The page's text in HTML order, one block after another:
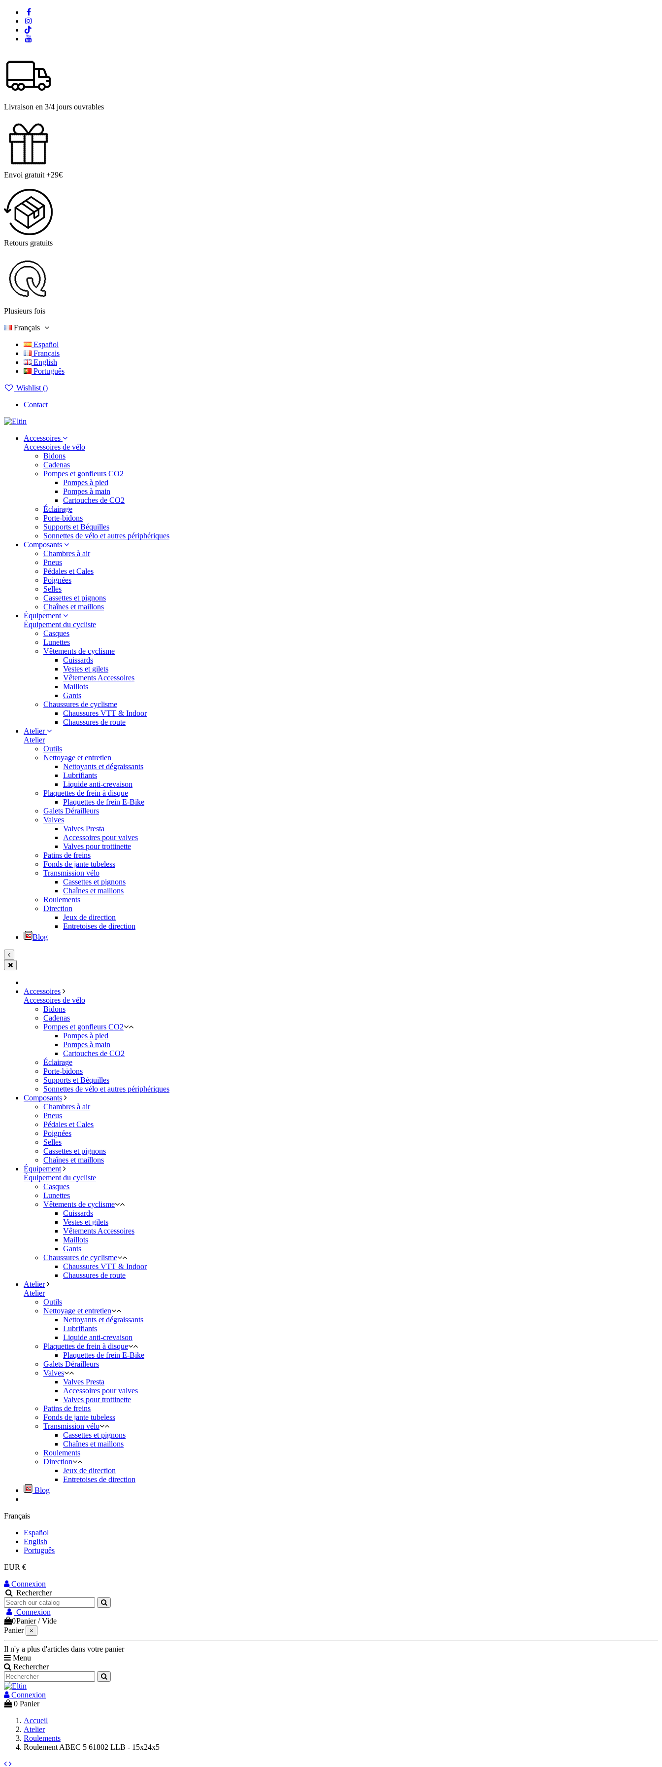
Livraison en 3/4 jours ouvrables
Envoi gratuit +29€
Retours gratuits
Plusieurs fois
Français
Español
Français
English
Português
Wishlist ()
Contact
Accessoires
Accessoires de vélo
Bidons
Cadenas
Pompes et gonfleurs CO2
Pompes à pied
Pompes à main
Cartouches de CO2
Éclairage
Porte-bidons
Supports et Béquilles
Sonnettes de vélo et autres périphériques
Composants
Chambres à air
Pneus
Pédales et Cales
Poignées
Selles
Cassettes et pignons
Chaînes et maillons
Équipement
Équipement du cycliste
Casques
Lunettes
Vêtements de cyclisme
Cuissards
Vestes et gilets
Vêtements Accessoires
Maillots
Gants
Chaussures de cyclisme
Chaussures VTT & Indoor
Chaussures de route
Atelier
Atelier
Outils
Nettoyage et entretien
Nettoyants et dégraissants
Lubrifiants
Liquide anti-crevaison
Plaquettes de frein à disque
Plaquettes de frein E-Bike
Galets Dérailleurs
Valves
Valves Presta
Accessoires pour valves
Valves pour trottinette
Patins de freins
Fonds de jante tubeless
Transmission vélo
Cassettes et pignons
Chaînes et maillons
Roulements
Direction
Jeux de direction
Entretoises de direction
Blog
Accessoires
Accessoires de vélo
Bidons
Cadenas
Pompes et gonfleurs CO2
Pompes à pied
Pompes à main
Cartouches de CO2
Éclairage
Porte-bidons
Supports et Béquilles
Sonnettes de vélo et autres périphériques
Composants
Chambres à air
Pneus
Pédales et Cales
Poignées
Selles
Cassettes et pignons
Chaînes et maillons
Équipement
Équipement du cycliste
Casques
Lunettes
Vêtements de cyclisme
Cuissards
Vestes et gilets
Vêtements Accessoires
Maillots
Gants
Chaussures de cyclisme
Chaussures VTT & Indoor
Chaussures de route
Atelier
Atelier
Outils
Nettoyage et entretien
Nettoyants et dégraissants
Lubrifiants
Liquide anti-crevaison
Plaquettes de frein à disque
Plaquettes de frein E-Bike
Galets Dérailleurs
Valves
Valves Presta
Accessoires pour valves
Valves pour trottinette
Patins de freins
Fonds de jante tubeless
Transmission vélo
Cassettes et pignons
Chaînes et maillons
Roulements
Direction
Jeux de direction
Entretoises de direction
Blog
Français
Español
English
Português
EUR €
Connexion
Rechercher
Connexion
0Panier /Vide
Panier
×
Il n'y a plus d'articles dans votre panier
Menu
Rechercher
Connexion
0 Panier
Accueil
Atelier
Roulements
Roulement ABEC 5 61802 LLB - 15x24x5